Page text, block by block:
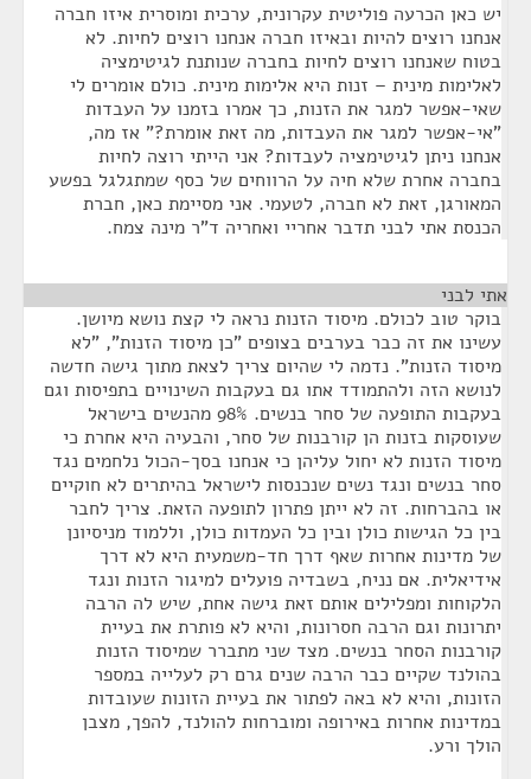
יש כאן הכרעה פוליטית עקרונית, ערכית ומוסרית איזו חברה
אנחנו רוצים להיות ובאיזו חברה אנחנו רוצים לחיות. לא
בטוח שאנחנו רוצים לחיות בחברה שנותנת לגיטימציה
לאלימות מינית – זנות היא אלימות מינית. כולם אומרים לי
שאי-אפשר למגר את הזנות, כך אמרו בזמנו על העבדות
"אי-אפשר למגר את העבדות, מה זאת אומרת?" אז מה,
אנחנו ניתן לגיטימציה לעבדות? אני הייתי רוצה לחיות
בחברה אחרת שלא חיה על הרווחים של כסף שמתגלגל בפשע
המאורגן, זאת לא חברה, לטעמי. אני מסיימת כאן, חברת
הכנסת אתי לבני תדבר אחריי ואחריה ד"ר מינה צמח.
אתי לבני
בוקר טוב לכולם. מיסוד הזנות נראה לי קצת נושא מיושן.
עשינו את זה כבר בערבים בצופים "כן מיסוד הזנות", "לא
מיסוד הזנות". נדמה לי שהיום צריך לצאת מתוך גישה חדשה
לנושא הזה ולהתמודד אתו גם בעקבות השינויים בתפיסות וגם
בעקבות התופעה של סחר בנשים. 98% מהנשים בישראל
שעוסקות בזנות הן קורבנות של סחר, והבעיה היא אחרת כי
מיסוד הזנות לא יחול עליהן כי אנחנו בסך-הכול נלחמים נגד
סחר בנשים ונגד נשים שנכנסות לישראל בהיתרים לא חוקיים
או בהברחות. זה לא ייתן פתרון לתופעה הזאת. צריך לחבר
בין כל הגישות כולן ובין כל העמדות כולן, וללמוד מניסיונן
של מדינות אחרות שאף דרך חד-משמעית היא לא דרך
אידיאלית. אם נניח, בשבדיה פועלים למיגור הזנות ונגד
הלקוחות ומפלילים אותם זאת גישה אחת, שיש לה הרבה
יתרונות וגם הרבה חסרונות, והיא לא פותרת את בעיית
קורבנות הסחר בנשים. מצד שני מתברר שמיסוד הזנות
בהולנד שקיים כבר הרבה שנים גרם רק לעלייה במספר
הזונות, והיא לא באה לפתור את בעיית הזונות שעובדות
במדינות אחרות באירופה ומוברחות להולנד, להפך, מצבן
הולך ורע.